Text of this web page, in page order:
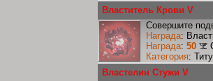
Властитель Крови V
Совершите
Награда:
Награда: 50
Категория:
Властелин Стужи V